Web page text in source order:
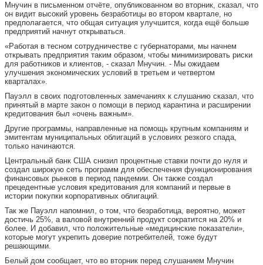
Мнучин в письменном отчёте, опубликованном во вторник, сказал, что
он видит высокий уровень безработицы во втором квартале, но
предполагается, что общая ситуация улучшится, когда ещё больше
предприятий начнут открываться.
«Работая в тесном сотрудничестве с губернаторами, мы начнем
открывать предприятия таким образом, чтобы минимизировать риски
для работников и клиентов, - сказал Мнучин. - Мы ожидаем
улучшения экономических условий в третьем и четвертом
кварталах».
Пауэлл в своих подготовленных замечаниях к слушанию сказал, что
принятый в марте закон о помощи в период карантина и расширении
кредитования был «очень важным».
Другие программы, направленные на помощь крупным компаниям и
эмитентам муниципальных облигаций в условиях резкого спада,
только начинаются.
Центральный банк США снизил процентные ставки почти до нуля и
создал широкую сеть программ для обеспечения функционирования
финансовых рынков в период пандемии. Он также создал
прецедентные условия кредитования для компаний и первые в
истории покупки корпоративных облигаций.
Так же Пауэлл напомнил, о том, что безработица, вероятно, может
достичь 25%, а валовой внутренний продукт сократится на 20% и
более. И добавил, что положительные «медицинские показатели»,
которые могут укрепить доверие потребителей, тоже будут
решающими.
Белый дом сообщает, что во вторник перед слушанием Мнучин